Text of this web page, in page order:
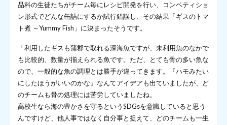
品科の生徒たちがチーム毎にレシピ開発を行い、コンペティショ
ン形式でどんな缶詰にするか試行錯誤し、その結果「ギスのトマ
ト煮 ～Yummy Fish」に決まったそうです。
「利用したギスも蒲郡で取れる深海魚ですが、未利用魚のなかで
も比較的、数量が揃えられる魚です。ただ、とても骨の多い魚な
ので、一般的な魚の調理とは勝手が違ってきます。『ハモみたい
にしたほうがいいのかな』なんてアイデアも出ていましたが、ど
のチームも骨の処理には苦労していましたね。
高校生なら海の豊かさを守るというSDGsを意識していると思う
んですけど、他人事ではなく自分事と捉えて、どのチームも一生